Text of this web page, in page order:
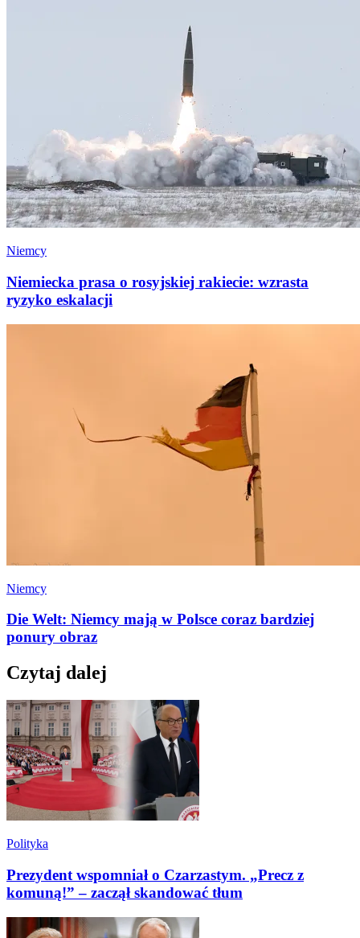
Niemcy
Niemiecka prasa o rosyjskiej rakiecie: wzrasta
ryzyko eskalacji
Niemcy
Die Welt: Niemcy mają w Polsce coraz bardziej
ponury obraz
Czytaj dalej
Polityka
Prezydent wspomniał o Czarzastym. „Precz z
komuną!” – zaczął skandować tłum